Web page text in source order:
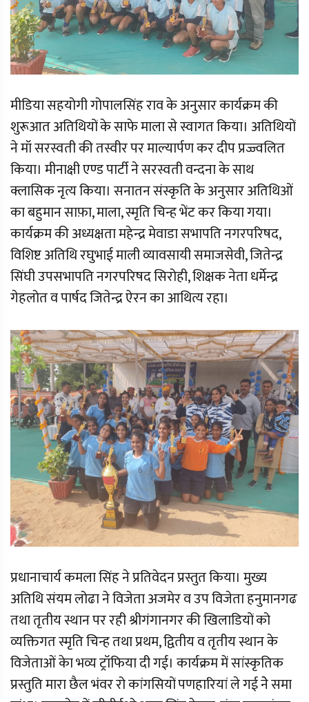
मीडिया सहयोगी गोपालसिंह राव के अनुसार कार्यक्रम की
शुरूआत अतिथियों के साफे माला से स्वागत किया। अतिथियों
ने मॉ सरस्वती की तस्वीर पर माल्यार्पण कर दीप प्रज्ज्वलित
किया। मीनाक्षी एण्ड पार्टी ने सरस्वती वन्दना के साथ
क्लासिक नृत्य किया। सनातन संस्कृति के अनुसार अतिथिओं
का बहुमान साफ़ा, माला, स्मृति चिन्ह भेंट कर किया गया।
कार्यक्रम की अध्यक्षता महेन्द्र मेवाडा सभापति नगरपरिषद,
विशिष्ट अतिथि रघुभाई माली व्यावसायी समाजसेवी, जितेन्द्र
सिंघी उपसभापति नगरपरिषद सिरोही, शिक्षक नेता धर्मेन्द्र
गेहलोत व पार्षद जितेन्द्र ऐरन का आथित्य रहा।
प्रधानाचार्य कमला सिंह ने प्रतिवेदन प्रस्तुत किया। मुख्य
अतिथि संयम लोढा ने विजेता अजमेर व उप विजेता हनुमानगढ
तथा तृतीय स्थान पर रही श्रीगंगानगर की खिलाडियों को
व्यक्तिगत स्मृति चिन्ह तथा प्रथम, द्वितीय व तृतीय स्थान के
विजेताओं केा भव्य ट्रॉफिया दी गई। कार्यक्रम में सांस्कृतिक
प्रस्तुति मारा छैल भंवर रो कांगसियों पणहारियां ले गई नेे समा